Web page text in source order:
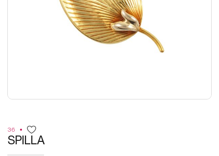
36
SPILLA